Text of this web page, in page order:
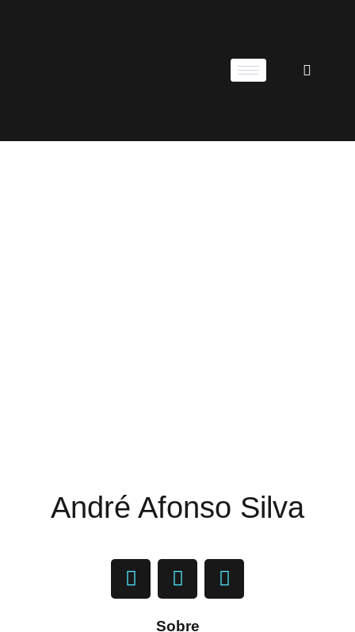
André Afonso Silva
Sobre